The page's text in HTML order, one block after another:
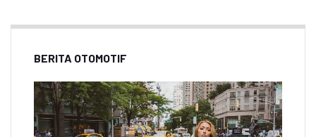
BERITA OTOMOTIF